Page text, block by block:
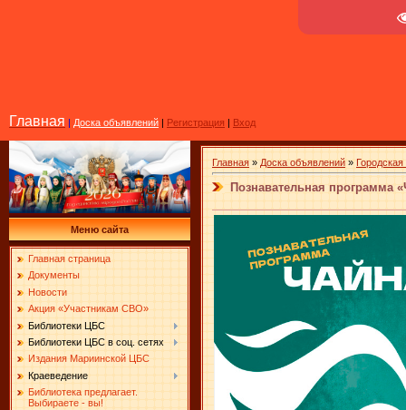
Главная | Доска объявлений | Регистрация | Вход
Меню сайта
Главная страница
Документы
Новости
Акция «Участникам СВО»
Библиотеки ЦБС
Библиотеки ЦБС в соц. сетях
Издания Мариинской ЦБС
Краеведение
Библиотека предлагает.
Выбираете - вы!
Главная » Доска объявлений »
Познавательная программа